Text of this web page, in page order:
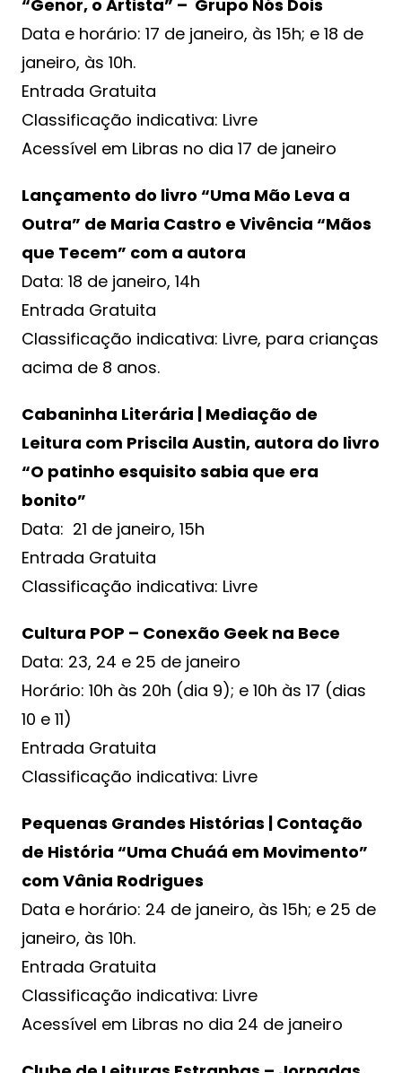
“Genor, o Artista” – Grupo Nós Dois
Data e horário: 17 de janeiro, às 15h; e 18 de
janeiro, às 10h.
Entrada Gratuita
Classificação indicativa: Livre
Acessível em Libras no dia 17 de janeiro
Lançamento do livro “Uma Mão Leva a
Outra” de Maria Castro e Vivência “Mãos
que Tecem” com a autora
Data: 18 de janeiro, 14h
Entrada Gratuita
Classificação indicativa: Livre, para crianças
acima de 8 anos.
Cabaninha Literária | Mediação de
Leitura com Priscila Austin, autora do livro
“O patinho esquisito sabia que era
bonito”
Data: 21 de janeiro, 15h
Entrada Gratuita
Classificação indicativa: Livre
Cultura POP – Conexão Geek na Bece
Data: 23, 24 e 25 de janeiro
Horário: 10h às 20h (dia 9); e 10h às 17 (dias
10 e 11)
Entrada Gratuita
Classificação indicativa: Livre
Pequenas Grandes Histórias | Contação
de História “Uma Chuáá em Movimento”
com Vânia Rodrigues
Data e horário: 24 de janeiro, às 15h; e 25 de
janeiro, às 10h.
Entrada Gratuita
Classificação indicativa: Livre
Acessível em Libras no dia 24 de janeiro